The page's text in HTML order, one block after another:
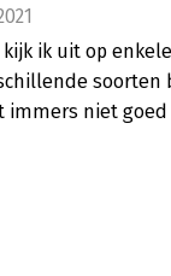
ik uit op
soorten
niet